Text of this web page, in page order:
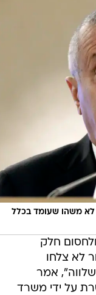
לא משהו שעומד בכלל
חלק
לא צלחו
אמר
על ידי משרד